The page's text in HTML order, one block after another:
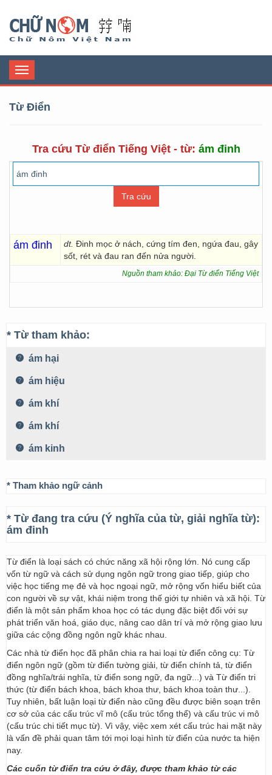
Toggle
navigation
Từ Điển
Tra cứu Từ điển Tiếng Việt - từ: ám đinh
ám đinh dt. Đinh mọc ở nách, cứng tím đen, ngứa đau, gây
sốt, rét và đau ran đến nửa người.
Nguồn tham khảo: Đại Từ điển Tiếng Việt
* Từ tham khảo:
ám hại
ám hiệu
ám khí
ám khí
ám kinh
* Tham khảo ngữ cảnh
* Từ đang tra cứu (Ý nghĩa của từ, giải nghĩa từ):
ám đinh
Từ điển là loại sách có chức năng xã hội rộng lớn. Nó cung cấp
vốn từ ngữ và cách sử dụng ngôn ngữ trong giao tiếp, giúp cho
việc học tiếng mẹ đẻ và học ngoại ngữ, mở rộng vốn hiểu biết của
con người về sự vật, khái niệm trong thế giới tự nhiên và xã hội. Từ
điển là một sản phẩm khoa học có tác dụng đặc biệt đối với sự
phát triển văn hoá, giáo dục, nâng cao dân trí và mở rộng giao lưu
giữa các cộng đồng ngôn ngữ khác nhau.
Các nhà từ điển học đã phân chia ra hai loại từ điển công cụ: Từ
điển ngôn ngữ (gồm từ điển tường giải, từ điển chính tả, từ điển
đồng nghĩa/trái nghĩa, từ điển song ngữ, đa ngữ...) và Từ điển tri
thức (từ điển bách khoa, bách khoa thư, bách khoa toàn thư...).
Tuy nhiên, bất luận loại từ điển nào cũng đều được biên soạn trên
cơ sở của các cấu trúc vĩ mô (cấu trúc tổng thể) và cấu trúc vi mô
(cấu trúc chi tiết mục từ). Vì vậy, việc xem xét cấu trúc hai mặt này
là vấn đề phải quan tâm tới mọi loại hình từ điển của nước ta hiện
nay.
Các cuốn từ điển tra cứu ở đây, được tham khảo từ các